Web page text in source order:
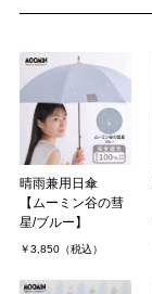
晴雨兼用日傘
【ムーミン谷の彗
星/ブルー】
￥3,850（税込）